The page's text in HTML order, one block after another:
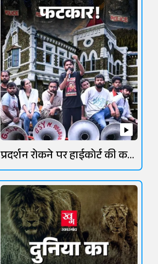
प्रदर्शन रोकने पर हाईकोर्ट की कड़ी
फटकार